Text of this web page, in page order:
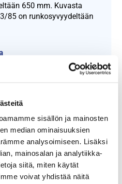
sisällön ja mainosten
median ominaisuuksien
analysoimiseen. Lisäksi
mainosalan ja analytiikka-
siitä, miten käytät
voivat yhdistää näitä
650 mm. Kuvasta
85 on runkosyvyydeltään